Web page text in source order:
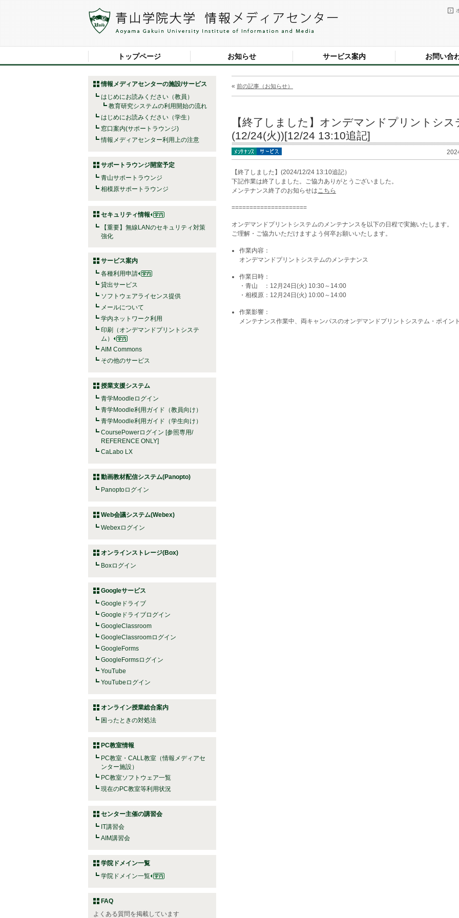
トップページ お知らせ サービス案内 お問い合
情報メディアセンターの施設/サービス
はじめにお読みください（教員）
教育研究システムの利用開始の流れ
はじめにお読みください（学生）
窓口案内(サポートラウンジ)
情報メディアセンター利用上の注意
サポートラウンジ開室予定
青山サポートラウンジ
相模原サポートラウンジ
セキュリティ情報
【重要】無線LANのセキュリティ対策
強化
サービス案内
各種利用申請
貸出サービス
ソフトウェアライセンス提供
メールについて
学内ネットワーク利用
印刷（オンデマンドプリントシステ
ム）
AIM Commons
その他のサービス
授業支援システム
青学Moodleログイン
青学Moodle利用ガイド（教員向け）
青学Moodle利用ガイド（学生向け）
CoursePowerログイン [参照専用/
REFERENCE ONLY]
CaLabo LX
動画教材配信システム(Panopto)
Panoptoログイン
Web会議システム(Webex)
Webexログイン
オンラインストレージ(Box)
Boxログイン
Googleサービス
Googleドライブ
Googleドライブログイン
GoogleClassroom
GoogleClassroomログイン
GoogleForms
GoogleFormsログイン
YouTube
YouTubeログイン
オンライン授業総合案内
困ったときの対処法
PC教室情報
PC教室・CALL教室（情報メディアセ
ンター施設）
PC教室ソフトウェア一覧
現在のPC教室等利用状況
センター主催の講習会
IT講習会
AIM講習会
学院ドメイン一覧
学院ドメイン一覧
FAQ
よくある質問を掲載しています
« 前の記事（お知らせ）
【終了しました】オンデマンドプリントシ
(12/24(火))[12/24 13:10追記]
【終了しました】(2024/12/24 13:10追記）
下記作業は終了しました。ご協力ありがとうございました。
メンテナンス終了のお知らせはこちら
=====================
オンデマンドプリントシステムのメンテナンスを以下の日程で実施いたします。
ご理解・ご協力いただけますよう何卒お願いいたします。
作業内容：
オンデマンドプリントシステムのメンテナンス
作業日時：
・青山 ：12月24日(火) 10:30～14:00
・相模原：12月24日(火) 10:00～14:00
作業影響：
メンテナンス作業中、両キャンパスのオンデマンドプリントシステム・ポイン